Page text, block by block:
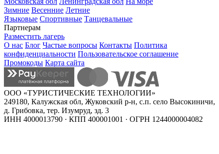
Зимние Весенние Летние
Языковые Спортивные Танцевальные
Партнерам
Разместить лагерь
О нас Блог Частые вопросы Контакты Политика
конфиденциальности Пользовательское соглашение
Промокоды Карта сайта
ООО «ТУРИСТИЧЕСКИЕ ТЕХНОЛОГИИ»
249180, Калужская обл, Жуковский р-н, с.п. село Высокиничи,
д. Грибовка, тер. Изумруд, зд. 3
ИНН 4000013790 · КПП 400001001 · ОГРН 1244000004082